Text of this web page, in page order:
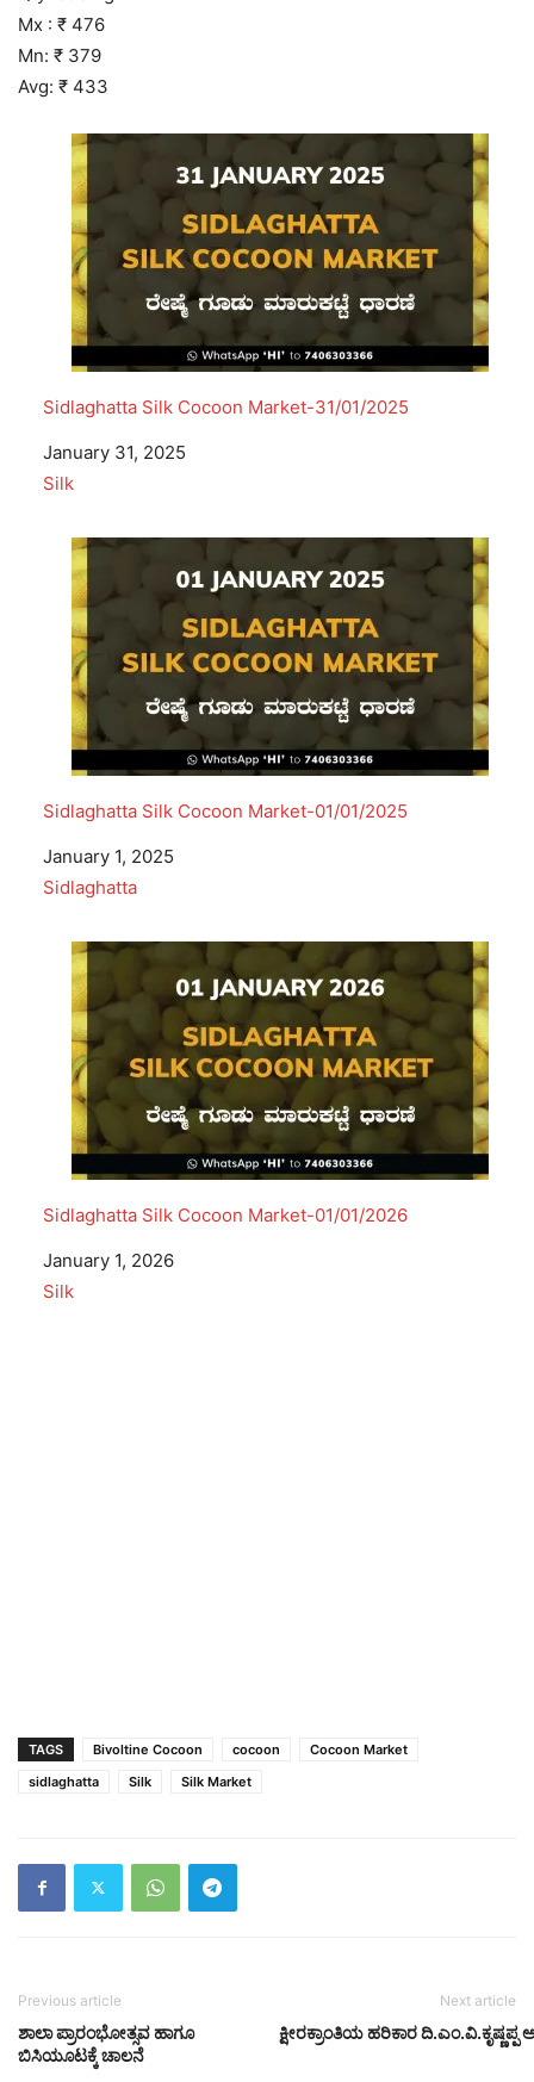
Mx : ₹ 476
Mn: ₹ 379
Avg: ₹ 433
Sidlaghatta Silk Cocoon Market-31/01/2025
Date
January 31, 2025
In relation to
Silk
Sidlaghatta Silk Cocoon Market-01/01/2025
Date
January 1, 2025
In relation to
Sidlaghatta
Sidlaghatta Silk Cocoon Market-01/01/2026
Date
January 1, 2026
In relation to
Silk
TAGS Bivoltine Cocoon cocoon
Cocoon Market
sidlaghatta
Silk Silk Market
Previous article
ಶಾಲಾ ಪ್ರಾರಂಭೋತ್ಸವ ಹಾಗೂ
ಬಿಸಿಯೂಟಕ್ಕೆ ಚಾಲನೆ
Next article
ಕ್ಷೀರಕ್ರಾಂತಿಯ ಹರಿಕಾರ